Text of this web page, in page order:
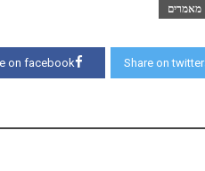
מאמרים
on facebook Share on twitter